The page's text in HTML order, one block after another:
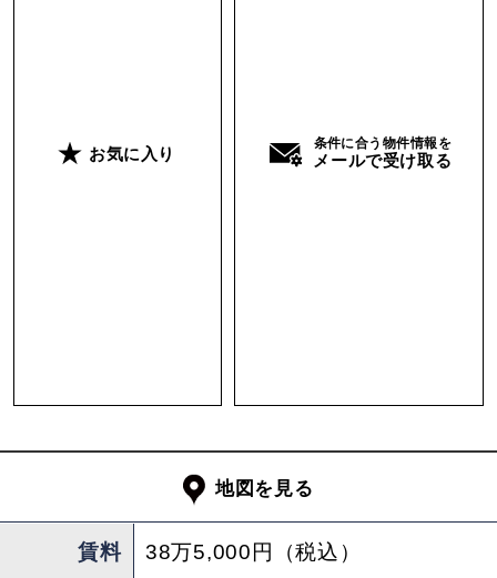
雲雀丘花屋敷駅の周辺には、阪神間モダニズムの
戸建ても多いエリアです。
加えて、JR福知山線「川西池田」駅も徒歩圏内。
お気に入り
条件に合う物件情報を
メールで受け取る
地図を見る
賃料
38万5,000円（税込）